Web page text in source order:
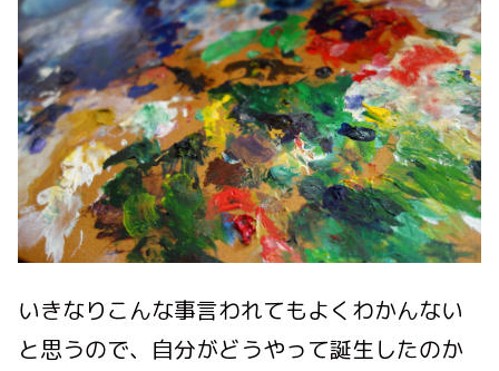
いきなりこんな事言われてもよくわかんない
と思うので、自分がどうやって誕生したのか